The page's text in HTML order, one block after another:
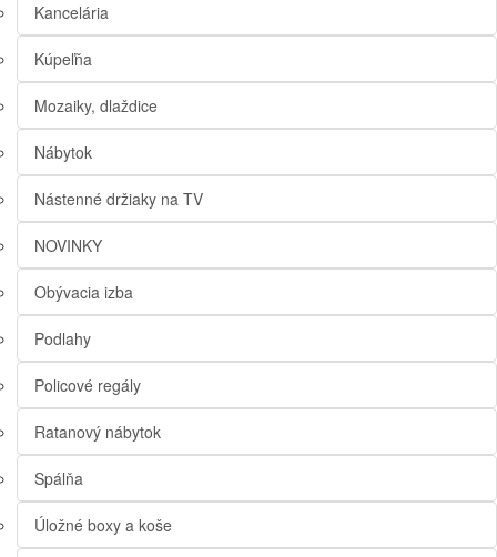
Kancelária
Kúpeľňa
Mozaiky, dlaždice
Nábytok
Nástenné držiaky na TV
NOVINKY
Obývacia izba
Podlahy
Policové regály
Ratanový nábytok
Spálňa
Úložné boxy a koše